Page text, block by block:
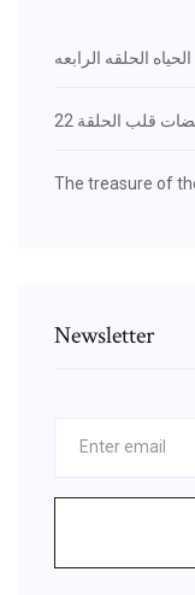
الحلقه الرابعه
قلب الحلقة 22
The treasure of
Newsletter